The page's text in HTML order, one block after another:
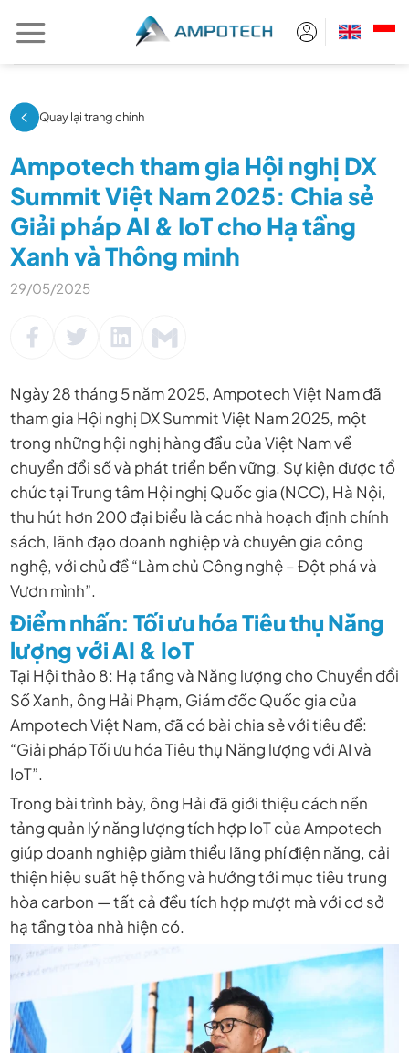
đến
Quay lại trang chính
Ampotech tham gia Hội nghị DX
Summit Việt Nam 2025: Chia sẻ
Giải pháp AI & IoT cho Hạ tầng
Xanh và Thông minh
29/05/2025
Ngày 28 tháng 5 năm 2025, Ampotech Việt Nam đã
tham gia Hội nghị DX Summit Việt Nam 2025, một
trong những hội nghị hàng đầu của Việt Nam về
chuyển đổi số và phát triển bền vững. Sự kiện được tổ
chức tại Trung tâm Hội nghị Quốc gia (NCC), Hà Nội,
thu hút hơn 200 đại biểu là các nhà hoạch định chính
sách, lãnh đạo doanh nghiệp và chuyên gia công
nghệ, với chủ đề “Làm chủ Công nghệ – Đột phá và
Vươn mình”.
Điểm nhấn: Tối ưu hóa Tiêu thụ Năng
lượng với AI & IoT
Tại Hội thảo 8: Hạ tầng và Năng lượng cho Chuyển đổi
Số Xanh, ông Hải Phạm, Giám đốc Quốc gia của
Ampotech Việt Nam, đã có bài chia sẻ với tiêu đề:
“Giải pháp Tối ưu hóa Tiêu thụ Năng lượng với AI và
IoT”.
Trong bài trình bày, ông Hải đã giới thiệu cách nền
tảng quản lý năng lượng tích hợp IoT của Ampotech
giúp doanh nghiệp giảm thiểu lãng phí điện năng, cải
thiện hiệu suất hệ thống và hướng tới mục tiêu trung
hòa carbon — tất cả đều tích hợp mượt mà với cơ sở
hạ tầng tòa nhà hiện có.